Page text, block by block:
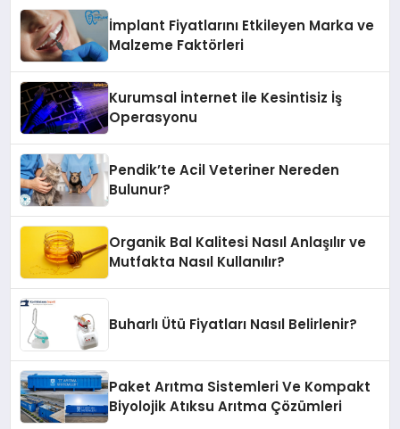
İmplant Fiyatlarını Etkileyen Marka ve
Malzeme Faktörleri
Kurumsal İnternet ile Kesintisiz İş
Operasyonu
Pendik’te Acil Veteriner Nereden
Bulunur?
Organik Bal Kalitesi Nasıl Anlaşılır ve
Mutfakta Nasıl Kullanılır?
Buharlı Ütü Fiyatları Nasıl Belirlenir?
Paket Arıtma Sistemleri Ve Kompakt
Biyolojik Atıksu Arıtma Çözümleri